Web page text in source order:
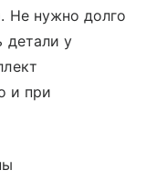
Не нужно долго
детали у
и при